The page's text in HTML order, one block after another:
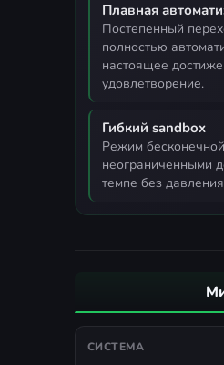
Плавная
постепенный переход от ручного управления к
полностью
настоящее
удовлетворение.
Гибкий sandbox
режим бесконечной игры позволяет начать с
неограниченными
темпе без
СИСТЕМА